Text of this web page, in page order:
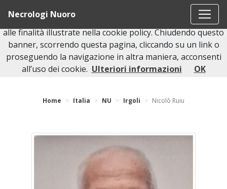
Necrologi Nuoro
Torna indietro
Home Italia NU Irgoli Nicolò Ruiu
Questo sito o gli strumenti terzi da questo utilizzati si
avvalgono di cookie necessari al funzionamento ed utili
alle finalità illustrate nella cookie policy. Chiudendo questo
banner, scorrendo questa pagina, cliccando su un link o
proseguendo la navigazione in altra maniera, acconsenti
all’uso dei cookie. Ulteriori informazioni OK